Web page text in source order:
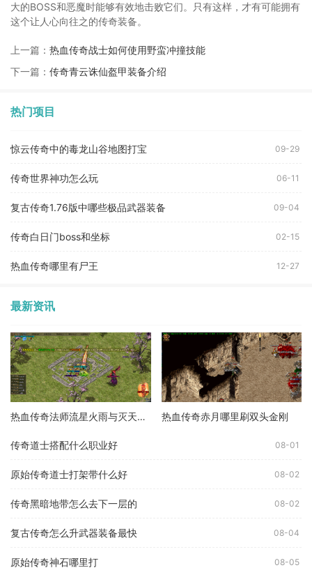
大的BOSS和恶魔时能够有效地击败它们。只有这样，才有可能拥有
这个让人心向往之的传奇装备。
上一篇： 热血传奇战士如何使用野蛮冲撞技能
下一篇： 传奇青云诛仙盔甲装备介绍
热门项目
惊云传奇中的毒龙山谷地图打宝 09-29
传奇世界神功怎么玩 06-11
复古传奇1.76版中哪些极品武器装备 09-04
传奇白日门boss和坐标 02-15
热血传奇哪里有尸王 12-27
最新资讯
热血传奇法师流星火雨与灭天火伤害哪个高 热血传奇赤月哪里刷双头金刚
传奇道士搭配什么职业好 08-01
原始传奇道士打架带什么好 08-02
传奇黑暗地带怎么去下一层的 08-02
复古传奇怎么升武器装备最快 08-04
原始传奇神石哪里打 08-05